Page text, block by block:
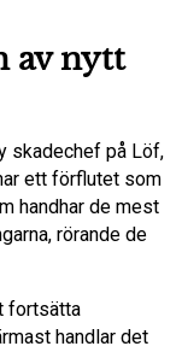
av nytt
skadechef på Löf,
ett förflutet som
handhar de mest
rörande de
fortsätta
handlar det